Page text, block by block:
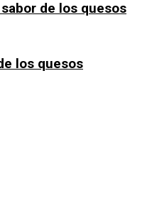
de los quesos
los quesos